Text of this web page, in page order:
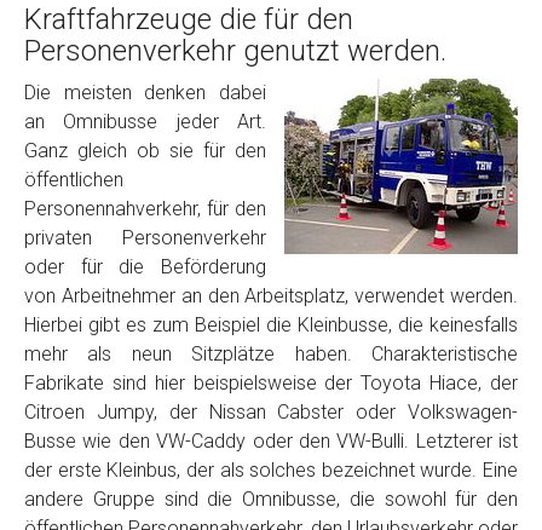
Kraftfahrzeuge die für den
Personenverkehr genutzt werden.
Die meisten denken dabei
an Omnibusse jeder Art.
Ganz gleich ob sie für den
öffentlichen
Personennahverkehr, für den
privaten Personenverkehr
oder für die Beförderung
von Arbeitnehmer an den Arbeitsplatz, verwendet werden.
Hierbei gibt es zum Beispiel die Kleinbusse, die keinesfalls
mehr als neun Sitzplätze haben. Charakteristische
Fabrikate sind hier beispielsweise der Toyota Hiace, der
Citroen Jumpy, der Nissan Cabster oder Volkswagen-
Busse wie den VW-Caddy oder den VW-Bulli. Letzterer ist
der erste Kleinbus, der als solches bezeichnet wurde. Eine
andere Gruppe sind die Omnibusse, die sowohl für den